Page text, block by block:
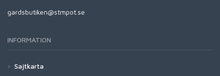
gardsbutiken@stmpot.se
INFORMATION
Sajtkarta